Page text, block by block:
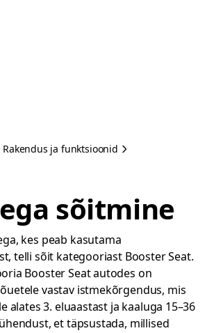
Rakendus ja funktsioonid
sõitmine
kes peab kasutama
telli sõit kategooriast Booster Seat.
Booster Seat autodes on
vastav istmekõrgendus, mis
alates 3. eluaastast ja kaaluga 15–36
et täpsustada, millised